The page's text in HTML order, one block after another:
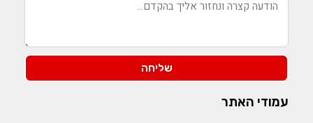
שליחה
עמודי האתר